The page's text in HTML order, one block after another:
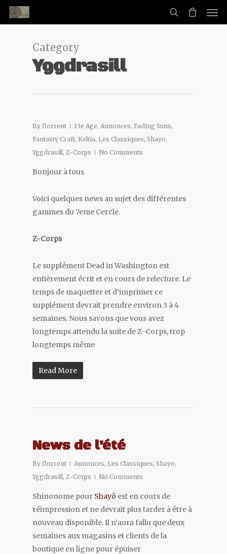
Category
Yggdrasill
By florrent 13e Age, Annonces, Fading Suns,
Fantasty Craft, Keltia, Les Classiques, Shayo,
Yggdrasill, Z-Corps No Comments
Bonjour à tous
Voici quelques news au sujet des différentes
gammes du 7eme Cercle.
Z-Corps
Le supplément Dead in Washington est
entièrement écrit et en cours de relecture. Le
temps de maquetter et d’imprimer ce
supplément devrait prendre environ 3 à 4
semaines. Nous savons que vous avez
longtemps attendu la suite de Z-Corps, trop
longtemps même
Read More
News de l’été
By florrent Annonces, Les Classiques, Shayo,
Yggdrasill, Z-Corps No Comments
Shinonome pour Shayô est en cours de
réimpression et ne devrait plus tarder à être à
nouveau disponible. Il n’aura fallu que deux
semaines aux magasins et clients de la
boutique en ligne pour épuiser